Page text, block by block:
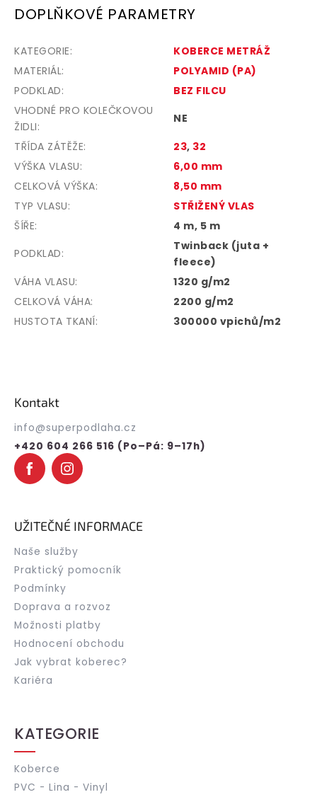
DOPLŇKOVÉ PARAMETRY
KATEGORIE:
KOBERCE METRÁŽ
MATERIÁL:
POLYAMID (PA)
PODKLAD:
BEZ FILCU
VHODNÉ PRO KOLEČKOVOU
ŽIDLI:
NE
TŘÍDA ZÁTĚŽE: 23, 32
VÝŠKA VLASU:
6,00 mm
CELKOVÁ VÝŠKA:
8,50 mm
TYP VLASU:
STŘIŽENÝ VLAS
ŠÍŘE:
4 m, 5 m
PODKLAD:
Twinback (juta +
fleece)
VÁHA VLASU:
1320 g/m2
CELKOVÁ VÁHA:
2200 g/m2
HUSTOTA TKANÍ: 300000 vpichů/m2
Kontakt
info@superpodlaha.cz
+420 604 266 516 (Po–Pá: 9–17h)
UŽITEČNÉ INFORMACE
Naše služby
Praktický pomocník
Podmínky
Doprava a rozvoz
Možnosti platby
Hodnocení obchodu
Jak vybrat koberec?
Kariéra
KATEGORIE
Koberce
PVC - Lina - Vinyl